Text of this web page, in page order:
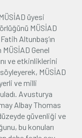
üyesi
MÜSİAD
Altunbaş’ın
MÜSİAD Genel
ve etkinliklerini
MÜSİAD
ve milli
Avusturya
Albay Thomas
güvenliği ve
bu konuları